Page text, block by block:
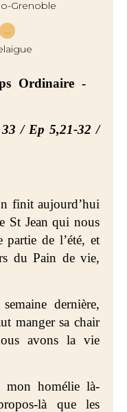
Grenoble
…
Ordinaire -
33 / Ep 5,21-32 /
finit aujourd’hui
St Jean qui nous
partie de l’été, et
du Pain de vie,
dernière,
manger sa chair
avons la vie
mon homélie là-
là que les